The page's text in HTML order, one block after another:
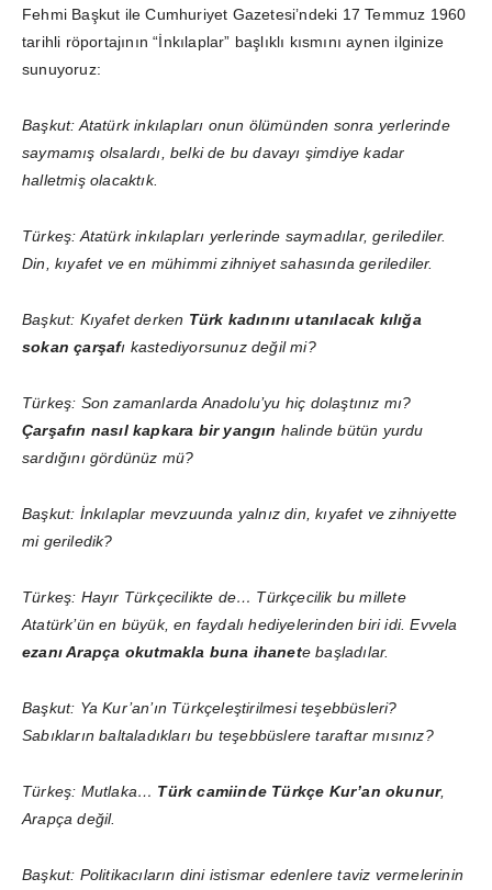
Fehmi Başkut ile Cumhuriyet Gazetesi’ndeki 17 Temmuz 1960
tarihli röportajının “İnkılaplar” başlıklı kısmını aynen ilginize
sunuyoruz:
Başkut: Atatürk inkılapları onun ölümünden sonra yerlerinde
saymamış olsalardı, belki de bu davayı şimdiye kadar
halletmiş olacaktık.
Türkeş: Atatürk inkılapları yerlerinde saymadılar, gerilediler.
Din, kıyafet ve en mühimmi zihniyet sahasında gerilediler.
Başkut: Kıyafet derken Türk kadınını utanılacak kılığa
sokan çarşafı kastediyorsunuz değil mi?
Türkeş: Son zamanlarda Anadolu’yu hiç dolaştınız mı?
Çarşafın nasıl kapkara bir yangın halinde bütün yurdu
sardığını gördünüz mü?
Başkut: İnkılaplar mevzuunda yalnız din, kıyafet ve zihniyette
mi geriledik?
Türkeş: Hayır Türkçecilikte de… Türkçecilik bu millete
Atatürk’ün en büyük, en faydalı hediyelerinden biri idi. Evvela
ezanı Arapça okutmakla buna ihanete başladılar.
Başkut: Ya Kur’an’ın Türkçeleştirilmesi teşebbüsleri?
Sabıkların baltaladıkları bu teşebbüslere taraftar mısınız?
Türkeş: Mutlaka… Türk camiinde Türkçe Kur’an okunur,
Arapça değil.
Başkut: Politikacıların dini istismar edenlere taviz vermelerinin